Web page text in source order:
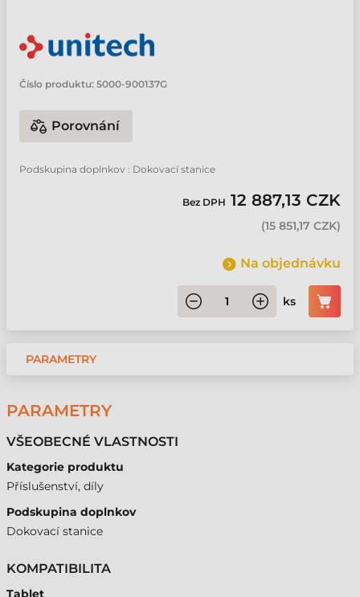
Číslo produktu: 5000-900137G
Porovnání
Podskupina doplnkov : Dokovací stanice
Bez DPH 12 887,13 CZK
(15 851,17 CZK)
Na objednávku
ks
PARAMETRY
PARAMETRY
VŠEOBECNÉ VLASTNOSTI
Kategorie produktu
Příslušenství, díly
Podskupina doplnkov
Dokovací stanice
KOMPATIBILITA
Tablet